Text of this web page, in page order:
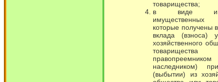
товарищества;
в виде
которые получены
вклада (взноса)
хозяйственного
наследником)
(выбытии) из